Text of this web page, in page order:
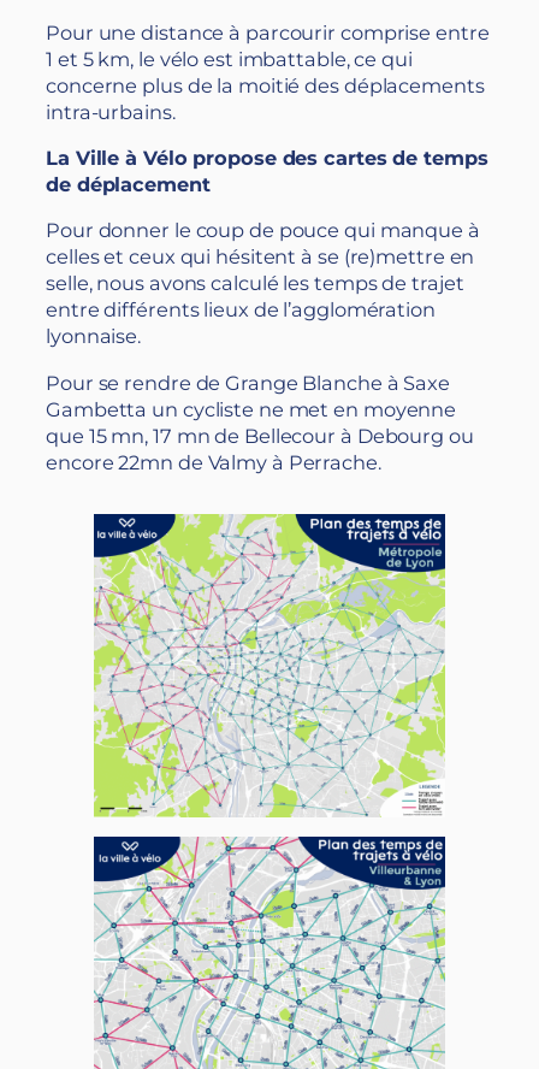
Pour une distance à parcourir comprise entre
1 et 5 km, le vélo est imbattable, ce qui
concerne plus de la moitié des déplacements
intra-urbains.
La Ville à Vélo propose des cartes de temps
de déplacement
Pour donner le coup de pouce qui manque à
celles et ceux qui hésitent à se (re)mettre en
selle, nous avons calculé les temps de trajet
entre différents lieux de l’agglomération
lyonnaise.
Pour se rendre de Grange Blanche à Saxe
Gambetta un cycliste ne met en moyenne
que 15 mn, 17 mn de Bellecour à Debourg ou
encore 22mn de Valmy à Perrache.